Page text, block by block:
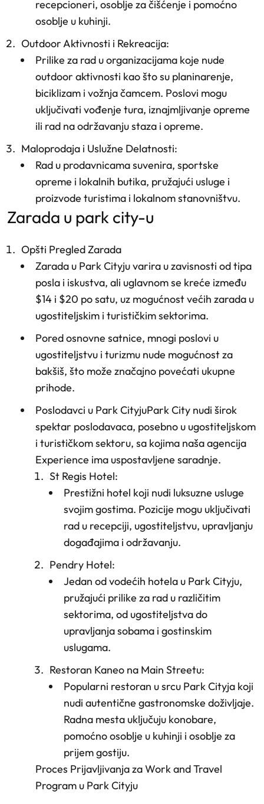
recepcioneri, osoblje za čišćenje i pomoćno
osoblje u kuhinji.
Outdoor Aktivnosti i Rekreacija:
Prilike za rad u organizacijama koje nude
outdoor aktivnosti kao što su planinarenje,
biciklizam i vožnja čamcem. Poslovi mogu
uključivati vođenje tura, iznajmljivanje opreme
ili rad na održavanju staza i opreme.
Maloprodaja i Uslužne Delatnosti:
Rad u prodavnicama suvenira, sportske
opreme i lokalnih butika, pružajući usluge i
proizvode turistima i lokalnom stanovništvu.
zarada u park city-u
Opšti Pregled Zarada
Zarada u Park Cityju varira u zavisnosti od tipa
posla i iskustva, ali uglavnom se kreće između
$14 i $20 po satu, uz mogućnost većih zarada u
ugostiteljskim i turističkim sektorima.
Pored osnovne satnice, mnogi poslovi u
ugostiteljstvu i turizmu nude mogućnost za
bakšiš, što može značajno povećati ukupne
prihode.
Poslodavci u Park CityjuPark City nudi širok
spektar poslodavaca, posebno u ugostiteljskom
i turističkom sektoru, sa kojima naša agencija
Experience ima uspostavljene saradnje.
St Regis Hotel:
Prestižni hotel koji nudi luksuzne usluge
svojim gostima. Pozicije mogu uključivati
rad u recepciji, ugostiteljstvu, upravljanju
događajima i održavanju.
Pendry Hotel:
Jedan od vodećih hotela u Park Cityju,
pružajući prilike za rad u različitim
sektorima, od ugostiteljstva do
upravljanja sobama i gostinskim
uslugama.
Restoran Kaneo na Main Streetu:
Popularni restoran u srcu Park Cityja koji
nudi autentične gastronomske doživljaje.
Radna mesta uključuju konobare,
pomoćno osoblje u kuhinji i osoblje za
prijem gostiju.
Proces Prijavljivanja za Work and Travel
Program u Park Cityju